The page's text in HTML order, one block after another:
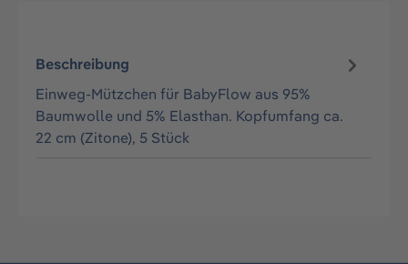
Beschreibung
Einweg-Mützchen für BabyFlow aus 95%
Baumwolle und 5% Elasthan. Kopfumfang ca.
22 cm (Zitone), 5 Stück